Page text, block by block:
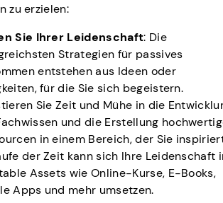
zu erzielen:
Sie Ihrer Leidenschaft: Die
Strategien für passives
entstehen aus Ideen oder
für die Sie sich begeistern.
Sie Zeit und Mühe in die
und die Erstellung
in einem Bereich, der Sie
der Zeit kann sich Ihre Leidenschaft
Assets wie Online-Kurse, E-Books,
Apps und mehr umsetzen.